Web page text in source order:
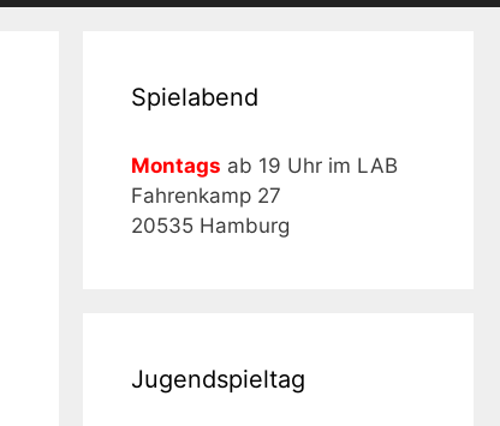
Spielabend
Montags ab 19 Uhr im LAB
Fahrenkamp 27
20535 Hamburg
Jugendspieltag